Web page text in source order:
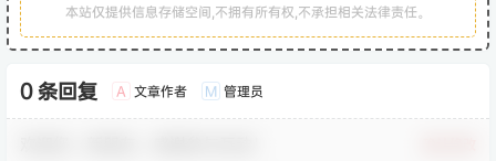
本站仅提供信息存储空间,不拥有所有权,不承担相关法律责任。
0 条回复 A 文章作者 M 管理员